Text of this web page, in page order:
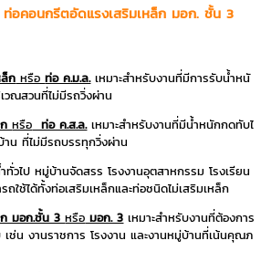
ท่อคอนกรีตอัดแรงเสริมเหล็ก มอก. ชั้น 3
ก หรือท่อ ค.ม.ล.เหมาะสำหรับงานที่มีการรับน้ำหนั
วณสวนที่ไม่มีรถวิ่งผ่าน
กหรือ ท่อ ค.ส.ล.เหมาะสำหรับงานที่มีน้ำหนักกดทับไ
นหมู่บ้าน ที่ไม่มีรถบรรทุกวิ่งผ่าน
บ้านจัดสรร โรงงานอุตสาหกรรม โรงเรียน
ใช้ได้ทั้งท่อเสริมเหล็กและท่อชนิดไม่เสริมเหล็ก
ก มอก.ชั้น 3หรือ มอก. 3 เหมาะสำหรับงานที่ต้องการ
ช่น งานราชการ โรงงาน และงานหมู่บ้านที่เน้นคุณภ